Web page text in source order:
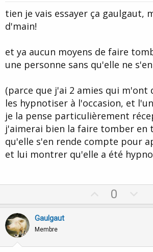
e
tien je vais essayer ça gaulgaut,
d'main!
et ya aucun moyens de faire
une personne sans qu'elle ne
(parce que j'ai 2 amies qui m'ont
les hypnotiser à l'occasion, et
je la pense particulièrement
j'aimerai bien la faire tomber en
qu'elle s'en rende compte pour
et lui montrer qu'elle a été
p
t
0
o
v
Gaulgaut
Membre